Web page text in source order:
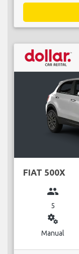
FIAT 500X
group
5
miscellaneous_services
Manual